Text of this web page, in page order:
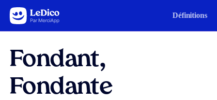
Aller au contenu Définitions
Fondant,
Fondante